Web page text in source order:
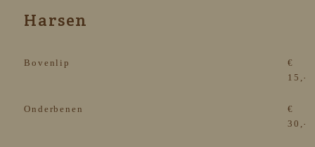
Harsen
Bovenlip
€
15,-
Onderbenen
€
30,-